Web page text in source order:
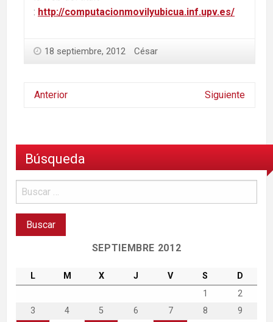
: http://computacionmovilyubicua.inf.upv.es/
18 septiembre, 2012 César
Anterior Siguiente
Búsqueda
SEPTIEMBRE 2012
L M X J V S
D
1
2
3
4 5 6 7 8
9